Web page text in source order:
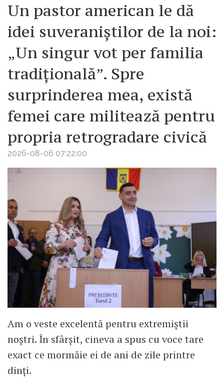
Un pastor american le dă
idei suveraniștilor de la noi:
„Un singur vot per familia
tradițională”. Spre
surprinderea mea, există
femei care militează pentru
propria retrogradare civică
2026-08-06 07:22:00
Am o veste excelentă pentru extremiștii
noștri. În sfârșit, cineva a spus cu voce tare
exact ce mormăie ei de ani de zile printre
dinți.